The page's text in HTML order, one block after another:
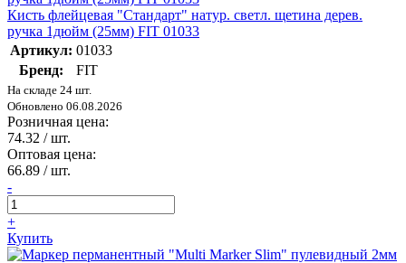
Кисть флейцевая "Стандарт" натур. светл. щетина дерев.
ручка 1дюйм (25мм) FIT 01033
Артикул: 01033
Бренд:
FIT
На складе 24 шт.
Обновлено 06.08.2026
Розничная цена:
74.32 / шт.
Оптовая цена:
66.89 / шт.
-
+
Купить